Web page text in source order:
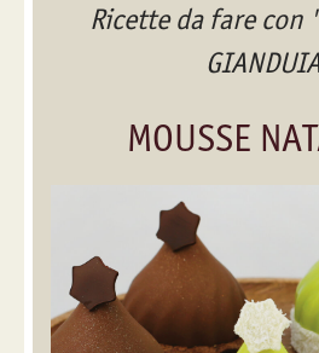
Ricette da fare con
MOUSSE